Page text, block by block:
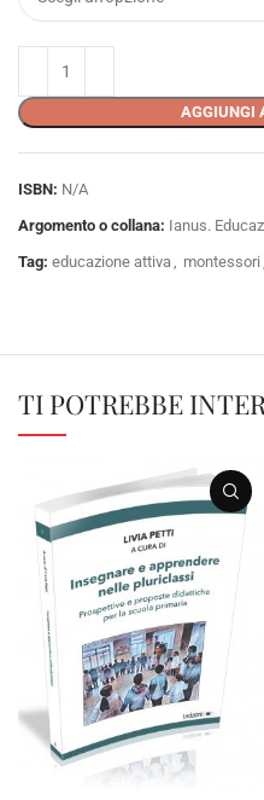
AGGIUNGI
ISBN: N/A
Argomento o collana: Ianus.
Tag: educazione attiva, montessori,
TI POTREBBE